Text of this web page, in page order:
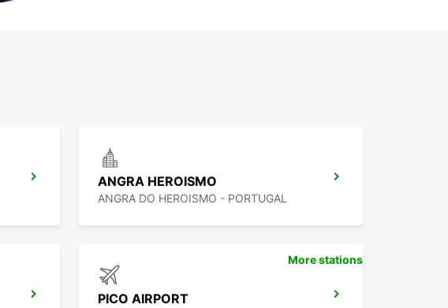
ANGRA HEROISMO
ANGRA DO HEROISMO - PORTUGAL
PICO AIRPORT
More stations